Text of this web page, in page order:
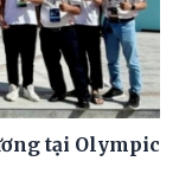
tại Olympic